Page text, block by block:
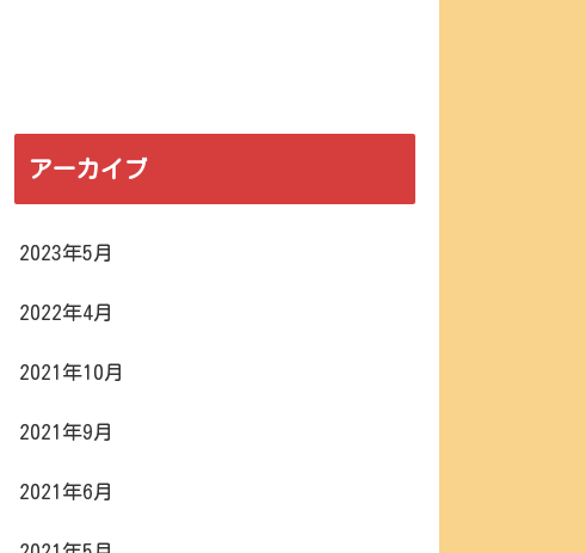
アーカイブ
2023年5月
2022年4月
2021年10月
2021年9月
2021年6月